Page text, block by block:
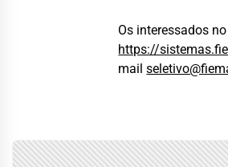
Os interessados
https://
mail